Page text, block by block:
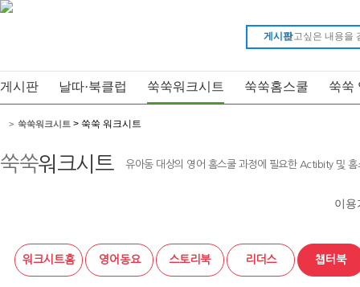
게시판
게시판 날따·북클럽 쑥쑥워크시트 쑥쑥홈스쿨 쑥쑥
쑥쑥워크시트 유아동 대상의 영어 홈스쿨 과정에 필요한 Actibity 및 홈
> 쑥쑥워크시트 > 쑥쑥 워크시트
이용
워크시트홈 영어동요 스토리북 리더스 챕터북